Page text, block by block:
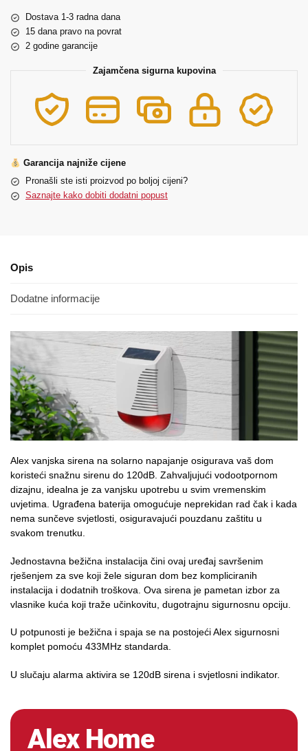
Dostava 1-3 radna dana
15 dana pravo na povrat
2 godine garancije
Zajamčena sigurna kupovina
Garancija najniže cijene
Pronašli ste isti proizvod po boljoj cijeni?
Saznajte kako dobiti dodatni popust
Opis
Dodatne informacije
Alex vanjska sirena na solarno napajanje osigurava vaš dom
koristeći snažnu sirenu do 120dB. Zahvaljujući vodootpornom
dizajnu, idealna je za vanjsku upotrebu u svim vremenskim
uvjetima. Ugrađena baterija omogućuje neprekidan rad čak i kada
nema sunčeve svjetlosti, osiguravajući pouzdanu zaštitu u
svakom trenutku.
Jednostavna bežična instalacija čini ovaj uređaj savršenim
rješenjem za sve koji žele siguran dom bez kompliciranih
instalacija i dodatnih troškova. Ova sirena je pametan izbor za
vlasnike kuća koji traže učinkovitu, dugotrajnu sigurnosnu opciju.
U potpunosti je bežična i spaja se na postojeći Alex sigurnosni
komplet pomoću 433MHz standarda.
U slučaju alarma aktivira se 120dB sirena i svjetlosni indikator.
Alex Home